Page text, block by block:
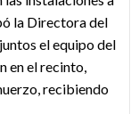
la Directora del
el equipo del
en el recinto,
recibiendo